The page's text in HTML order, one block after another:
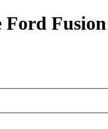
Ford Fusion